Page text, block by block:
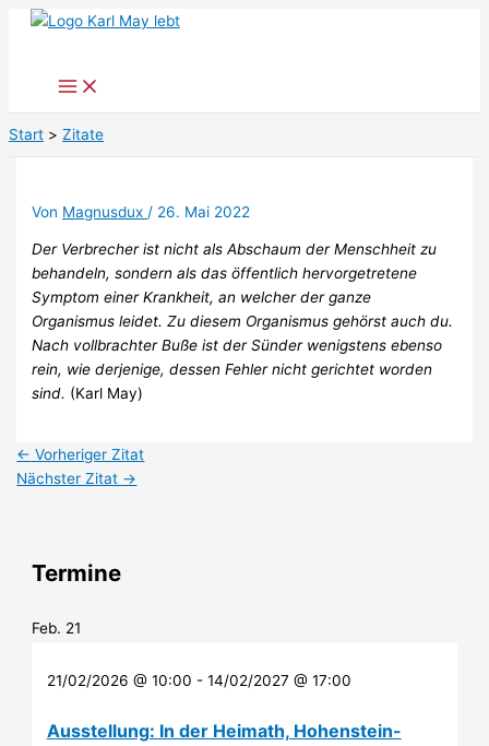
Zum
Start Zitate
Von Magnusdux / 26. Mai 2022
Der Verbrecher ist nicht als Abschaum der Menschheit zu
behandeln, sondern als das öffentlich hervorgetretene
Symptom einer Krankheit, an welcher der ganze
Organismus leidet. Zu diesem Organismus gehörst auch du.
Nach vollbrachter Buße ist der Sünder wenigstens ebenso
rein, wie derjenige, dessen Fehler nicht gerichtet worden
sind. (Karl May)
← Vorheriger Zitat
Nächster Zitat →
Termine
Feb. 21
21/02/2026 @ 10:00 - 14/02/2027 @ 17:00
Ausstellung: In der Heimath, Hohenstein-